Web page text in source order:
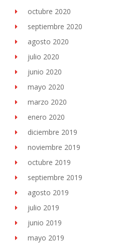
octubre 2020
septiembre 2020
agosto 2020
julio 2020
junio 2020
mayo 2020
marzo 2020
enero 2020
diciembre 2019
noviembre 2019
octubre 2019
septiembre 2019
agosto 2019
julio 2019
junio 2019
mayo 2019